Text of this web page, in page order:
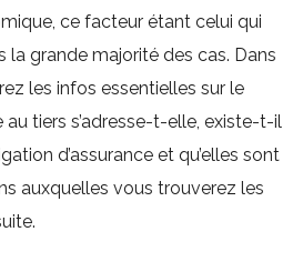
ce facteur étant celui qui
la grande majorité des cas. Dans
les infos essentielles sur le
au tiers s’adresse-t-elle, existe-t-il
d’assurance et qu’elles sont
auxquelles vous trouverez les